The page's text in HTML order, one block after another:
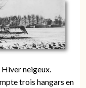
Hiver neigeux.
trois hangars en